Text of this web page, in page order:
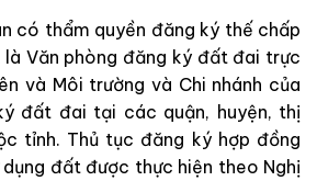
có thẩm quyền đăng ký thế chấp
là Văn phòng đăng ký đất đai trực
và Môi trường và Chi nhánh của
đất đai tại các quận, huyện, thị
tỉnh. Thủ tục đăng ký hợp đồng
dụng đất được thực hiện theo Nghị